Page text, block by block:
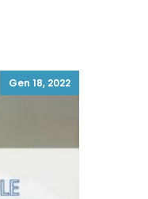
Gen 18, 2022